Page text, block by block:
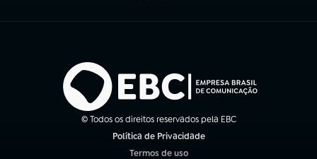
© Todos os direitos reservados pela EBC
Política de Privacidade
Termos de uso